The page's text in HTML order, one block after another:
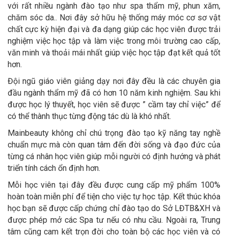
với rất nhiều ngành đào tạo như spa thẩm mỹ, phun xăm,
chăm sóc da.. Nơi đây sở hữu hệ thống máy móc cơ sơ vật
chất cực kỳ hiện đại và đa dạng giúp các học viên được trải
nghiệm việc học tập và làm việc trong môi trường cao cấp,
văn minh và thoải mái nhất giúp việc học tập đạt kết quả tốt
hơn.
Đội ngũ giáo viên giảng dạy nơi đây đều là các chuyên gia
đầu ngành thẩm mỹ đã có hơn 10 năm kinh nghiệm. Sau khi
được học lý thuyết, học viên sẽ được ” cầm tay chỉ việc” để
có thể thành thục từng động tác dù là khó nhất.
Mainbeauty không chỉ chú trọng đào tạo kỹ năng tay nghề
chuẩn mực mà còn quan tâm đến đời sống và đạo đức của
từng cá nhân học viên giúp mỗi người có định hướng và phát
triển tính cách ổn định hơn.
Mỗi học viên tại đây đều được cung cấp mỹ phẩm 100%
hoàn toàn miễn phí để tiện cho việc tự học tập. Kết thúc khóa
học bạn sẽ được cấp chứng chỉ đào tạo do Sở LĐTB&XH và
được phép mở các Spa tư nếu có nhu cầu. Ngoài ra, Trung
tâm cũng cam kết trọn đời cho toàn bộ các học viên và có